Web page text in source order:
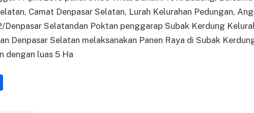
Camat Denpasar Selatan, Lurah Kelurahan Pedungan,
Denpasar Selatandan Poktan penggarap Subak Kerdung
Denpasar Selatan melaksanakan Panen Raya di Subak
dengan luas 5 Ha